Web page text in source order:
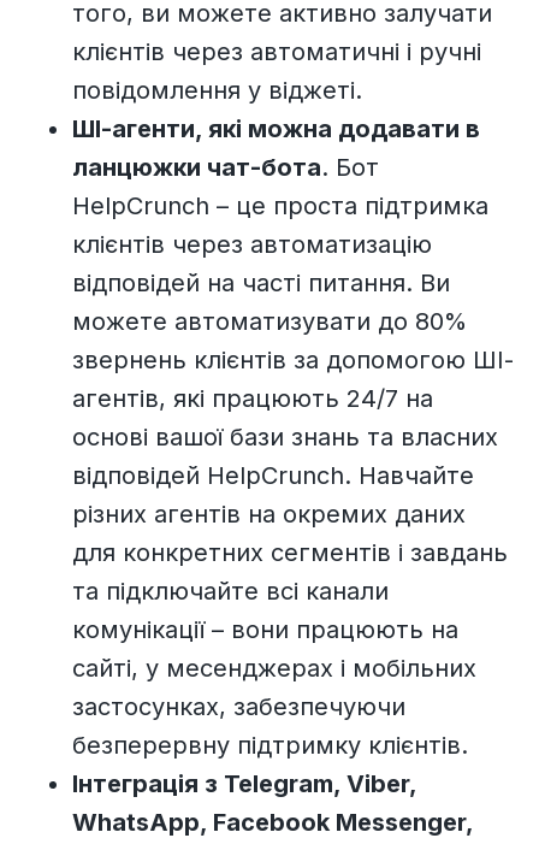
того, ви можете активно залучати
клієнтів через автоматичні і ручні
повідомлення у віджеті.
ШІ-агенти, які можна додавати в
ланцюжки чат-бота. Бот
HelpCrunch – це проста підтримка
клієнтів через автоматизацію
відповідей на часті питання. Ви
можете автоматизувати до 80%
звернень клієнтів за допомогою ШІ-
агентів, які працюють 24/7 на
основі вашої бази знань та власних
відповідей HelpCrunch. Навчайте
різних агентів на окремих даних
для конкретних сегментів і завдань
та підключайте всі канали
комунікації – вони працюють на
сайті, у месенджерах і мобільних
застосунках, забезпечуючи
безперервну підтримку клієнтів.
Інтеграція з Telegram, Viber,
WhatsApp, Facebook Messenger,